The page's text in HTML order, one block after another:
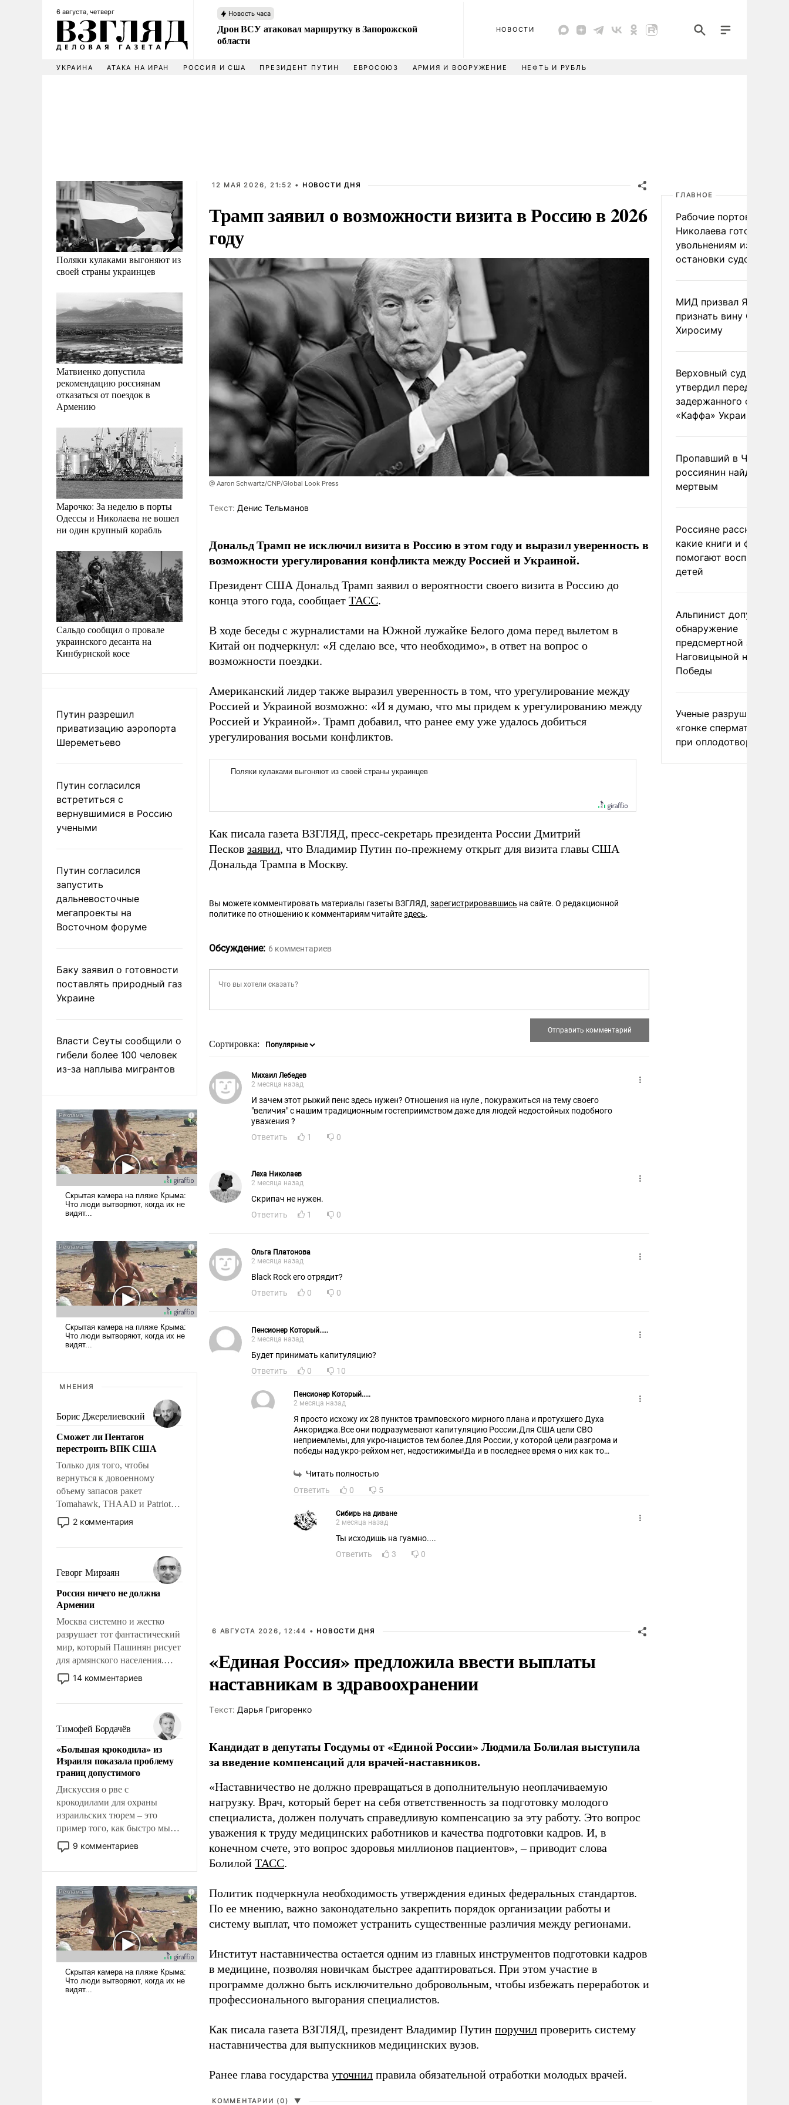
6 августа, четверг Новость часа
Дрон ВСУ атаковал маршрутку в Запорожской
области
НОВОСТИ
УКРАИНА АТАКА НА ИРАН РОССИЯ И США ПРЕЗИДЕНТ ПУТИН ЕВРОСОЮЗ АРМИЯ И ВООРУЖЕНИЕ НЕФТЬ И РУБЛЬ
Поляки кулаками выгоняют из
своей страны украинцев
Матвиенко допустила
рекомендацию россиянам
отказаться от поездок в
Армению
Марочко: За неделю в порты
Одессы и Николаева не вошел
ни один крупный корабль
Сальдо сообщил о провале
украинского десанта на
Кинбурнской косе
Путин разрешил
приватизацию аэропорта
Шереметьево
Путин согласился
встретиться с
вернувшимися в Россию
учеными
Путин согласился
запустить
дальневосточные
мегапроекты на
Восточном форуме
Баку заявил о готовности
поставлять природный газ
Украине
Власти Сеуты сообщили о
гибели более 100 человек
из-за наплыва мигрантов
МНЕНИЯ
Борис Джерелиевский
Сможет ли Пентагон
перестроить ВПК США
Только для того, чтобы
вернуться к довоенному
объему запасов ракет
Tomahawk, THAAD и Patriot
США потребуется более трех
лет. Даже небольшая война с
Сложившаяся ситуация
означает многолетний период
уязвимости США, например,
перед Китаем.
2 комментария
Геворг Мирзаян
Россия ничего не должна
Армении
Москва системно и жестко
разрушает тот фантастический
мир, который Пашинян рисует
для армянского населения.
Мир, где политические
прожекты будут безусловно
налогоплательщиков и где
Еревану за свои поступки не
нужно отвечать.
14 комментариев
Тимофей Бордачёв
«Большая крокодила» из
Израиля показала проблему
границ допустимого
Дискуссия о рве с
крокодилами для охраны
израильских тюрем – это
пример того, как быстро мы
двигаемся по пути
революционных изменений.
псевдонаучной фантастики,
стало всерьез обсуждаемой
идеей.
9 комментариев
12 МАЯ 2026, 21:52 • НОВОСТИ ДНЯ
Трамп заявил о возможности визита в Россию в 2026
году
@ Aaron Schwartz/CNP/Global Look Press
Tекст: Денис Тельманов
Дональд Трамп не исключил визита в Россию в этом году и выразил уверенность в
возможности урегулирования конфликта между Россией и Украиной.
Президент США Дональд Трамп заявил о вероятности своего визита в Россию до
конца этого года, сообщает ТАСС.
В ходе беседы с журналистами на Южной лужайке Белого дома перед вылетом в
Китай он подчеркнул: «Я сделаю все, что необходимо», в ответ на вопрос о
возможности поездки.
Американский лидер также выразил уверенность в том, что урегулирование между
Россией и Украиной возможно: «И я думаю, что мы придем к урегулированию между
Россией и Украиной». Трамп добавил, что ранее ему уже удалось добиться
урегулирования восьми конфликтов.
Как писала газета ВЗГЛЯД, пресс-секретарь президента России Дмитрий
Песков заявил, что Владимир Путин по-прежнему открыт для визита главы США
Дональда Трампа в Москву.
Вы можете комментировать материалы газеты ВЗГЛЯД,зарегистрировавшись на сайте. О редакционной
политике по отношению к комментариям читайтездесь.
Обсуждение: 6 комментариев
Сортировка:
Михаил Лебедев
2 месяца назад
И зачем этот рыжий пенс здесь нужен? Отношения на нуле , покуражиться на тему своего
"величия" с нашим традиционным гостеприимством даже для людей недостойных подобного
уважения ?
Ответить
1 0
Леха Николаев
2 месяца назад
Скрипач не нужен.
Ответить
1 0
Ольга Платонова
2 месяца назад
Black Rock его отрядит?
Ответить
0 0
Пенсионер Который.....
2 месяца назад
Будет принимать капитуляцию?
Ответить
0 10
Пенсионер Который.....
2 месяца назад
Я просто исхожу их 28 пунктов трамповского мирного плана и протухшего Духа
Анкориджа.Все они подразумевают капитуляцию России.Для США цели СВО
неприемлемы, для укро-нацистов тем более.Для России, у которой цели разгрома и
победы над укро-рейхом нет, недостижимы!Да и в последнее время о них как то
постараются обернуть в красивую обертку,как это американцы умеют делать!
Читать полностью
Ответить
0 5
Сибирь на диване
2 месяца назад
Ты исходишь на гуамно....
Ответить
3 0
6 АВГУСТА 2026, 12:44 • НОВОСТИ ДНЯ
«Единая Россия» предложила ввести выплаты
наставникам в здравоохранении
Tекст: Дарья Григоренко
Кандидат в депутаты Госдумы от «Единой России» Людмила Болилая выступила
за введение компенсаций для врачей-наставников.
«Наставничество не должно превращаться в дополнительную неоплачиваемую
нагрузку. Врач, который берет на себя ответственность за подготовку молодого
специалиста, должен получать справедливую компенсацию за эту работу. Это вопрос
уважения к труду медицинских работников и качества подготовки кадров. И, в
конечном счете, это вопрос здоровья миллионов пациентов», – приводит слова
Болилой ТАСС.
Политик подчеркнула необходимость утверждения единых федеральных стандартов.
По ее мнению, важно законодательно закрепить порядок организации работы и
систему выплат, что поможет устранить существенные различия между регионами.
Институт наставничества остается одним из главных инструментов подготовки кадров
в медицине, позволяя новичкам быстрее адаптироваться. При этом участие в
программе должно быть исключительно добровольным, чтобы избежать переработок и
профессионального выгорания специалистов.
Как писала газета ВЗГЛЯД, президент Владимир Путин поручил проверить систему
наставничества для выпускников медицинских вузов.
Ранее глава государства уточнил правила обязательной отработки молодых врачей.
КОММЕНТАРИИ (0) ▼
ГЛАВНОЕ
Рабочие портов
Николаева готовятся к
увольнениям из-за
остановки судоходства
МИД призвал Японию
признать вину США за
Хиросиму
Верховный суд Швеции
утвердил передачу
задержанного
«Каффа» Украине
Пропавший в
россиянин найден
мертвым
Россияне рассказали,
какие книги и фильмы
помогают воспитывать
детей
Альпинист допустил
обнаружение
предсмертной записки
Наговицыной на пике
Победы
Ученые разрушили миф
«гонке
при оплодотворении